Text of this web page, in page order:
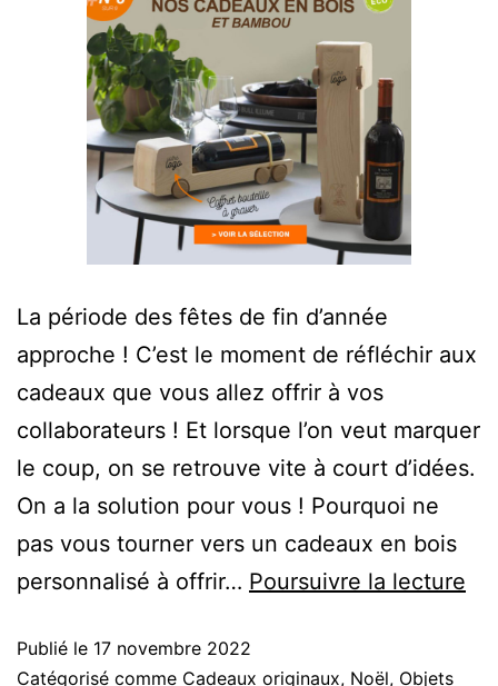
La période des fêtes de fin d’année
approche ! C’est le moment de réfléchir aux
cadeaux que vous allez offrir à vos
collaborateurs ! Et lorsque l’on veut marquer
le coup, on se retrouve vite à court d’idées.
On a la solution pour vous ! Pourquoi ne
pas vous tourner vers un cadeaux en bois
personnalisé à offrir… Poursuivre la lecture
Publié le 17 novembre 2022
Catégorisé comme Cadeaux originaux, Noël, Objets